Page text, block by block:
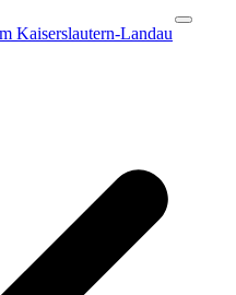
Kaiserslautern-Landau